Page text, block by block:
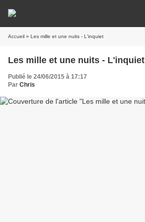
Accueil » Les mille et une nuits - L'inquiet
Les mille et une nuits - L'inquiet
Publié le 24/06/2015 à 17:17
Par Chris